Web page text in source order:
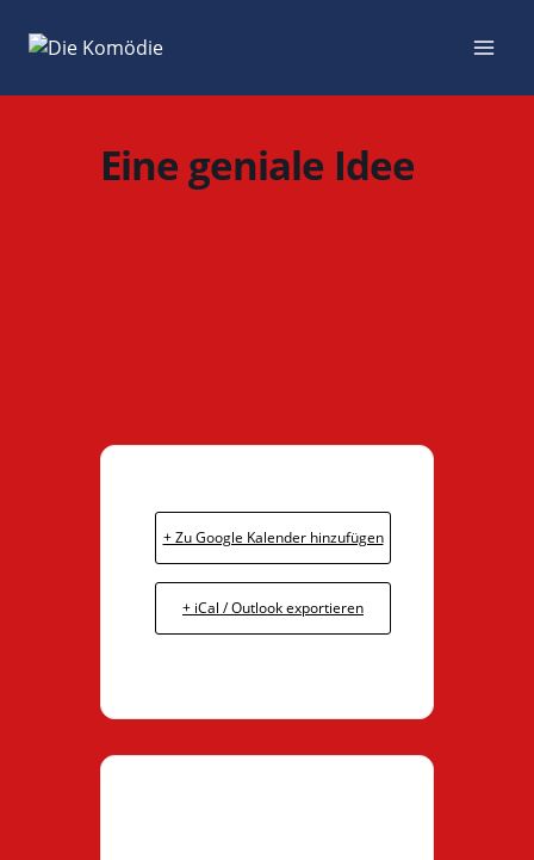
Inhalt
Eine geniale Idee
+ Zu Google Kalender hinzufügen
+ iCal / Outlook exportieren